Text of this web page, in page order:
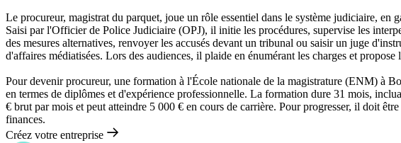
Le procureur, magistrat du parquet, joue un rôle essentiel dans le système judiciaire, en
Saisi par l'Officier de Police Judiciaire (OPJ), il initie les procédures, supervise les
des mesures alternatives, renvoyer les accusés devant un tribunal ou saisir un juge
d'affaires médiatisées. Lors des audiences, il plaide en énumérant les charges et
Pour devenir procureur, une formation à l'École nationale de la magistrature (ENM) à
en termes de diplômes et d'expérience professionnelle. La formation dure 31 mois,
€ brut par mois et peut atteindre 5 000 € en cours de carrière. Pour progresser, il doit
finances.
Créez votre entreprise